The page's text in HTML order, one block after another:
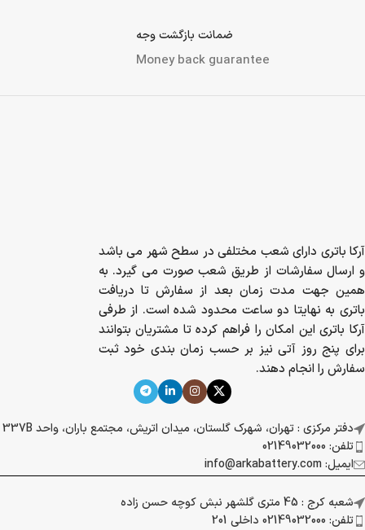
ضمانت بازگشت وجه
Money back guarantee
آرکا باتری دارای شعب مختلفی در سطح شهر می باشد
و ارسال سفارشات از طریق شعب صورت می گیرد. به
همین جهت مدت زمان بعد از سفارش تا دریافت
باتری به نهایتا دو ساعت محدود شده است. از طرفی
آرکا باتری این امکان را فراهم کرده تا مشتریان بتوانند
برای پنج روز آتی نیز بر حسب زمان بندی خود ثبت
سفارش را انجام دهند.
دفتر مرکزی : تهران، شهرک گلستان، میدان اتریش، مجتمع باران، واحد 337B
تلفن: 02149032000
ایمیل: info@arkabattery.com
شعبه کرج : 45 متری گلشهر نبش کوچه حسن زاده
تلفن: 02149032000 داخلی 201